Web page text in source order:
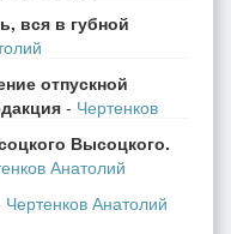
вся в губной
отпускной
- Чертенков
Высоцкого.
Анатолий
Чертенков Анатолий